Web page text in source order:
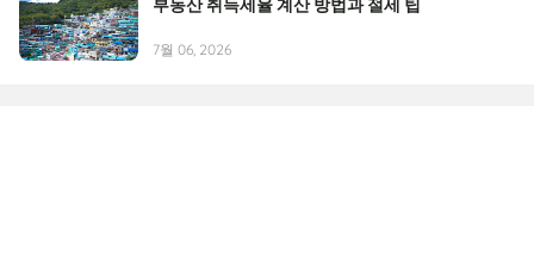
7월 06, 2026